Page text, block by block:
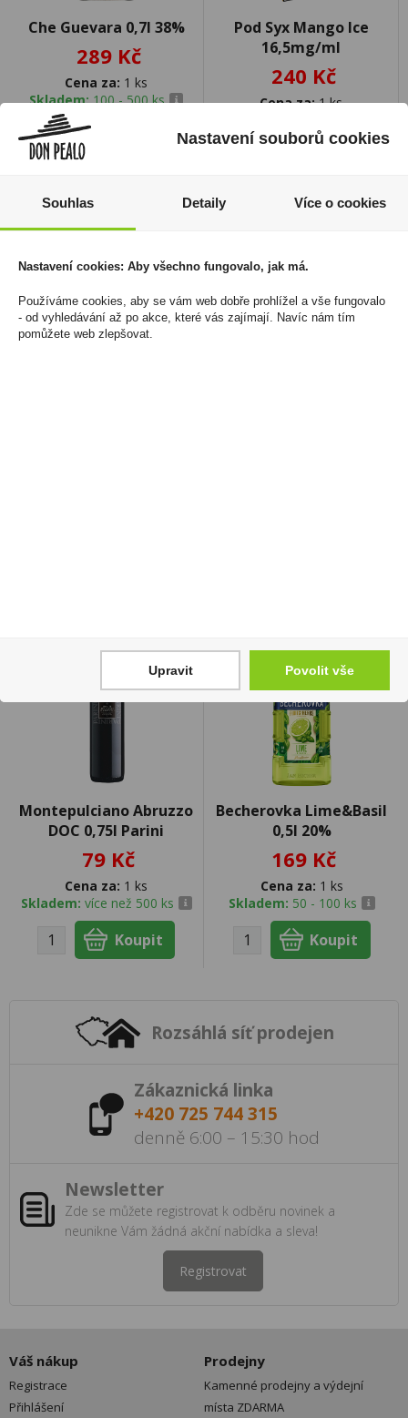
Che Guevara 0,7l 38%
289 Kč
Cena za: 1 ks
Skladem:100 - 500 ks
Pod Syx Mango Ice
16,5mg/ml
240 Kč
Cena za:1 ks
Montepulciano Abruzzo
DOC 0,75l Parini
79 Kč
Cena za: 1 ks
Skladem: více než 500 ks
Becherovka Lime&Basil
0,5l 20%
169 Kč
Cena za: 1 ks
Skladem: 50 - 100 ks
Rozsáhlá síť prodejen
Zákaznická linka
+420 725 744 315
denně 6:00 – 15:30 hod
Newsletter
Zde se můžete registrovat k odběru novinek a
neunikne Vám žádná akční nabídka a sleva!
Registrovat
Váš nákup
Registrace
Přihlášení
Prodejny
Kamenné prodejny a výdejní
místa ZDARMA
Nastavení souborů cookies
Souhlas Detaily Více o cookies
Nastavení cookies: Aby všechno fungovalo, jak má.
Používáme cookies, aby se vám web dobře prohlížel a vše fungovalo
- od vyhledávání až po akce, které vás zajímají. Navíc nám tím
pomůžete web zlepšovat.
Upravit Povolit vše